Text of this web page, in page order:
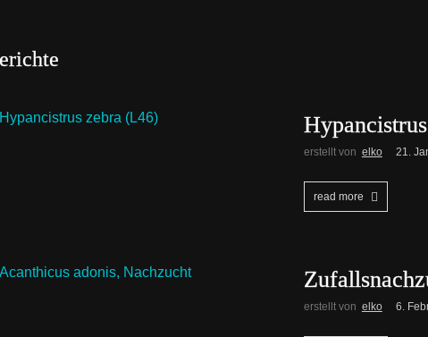
erstellt von elko 21.
read more
erstellt von elko 6.